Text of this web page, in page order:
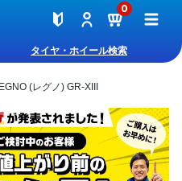
0
タイヤ・ホイール検索
(レグノ) GR-XIII